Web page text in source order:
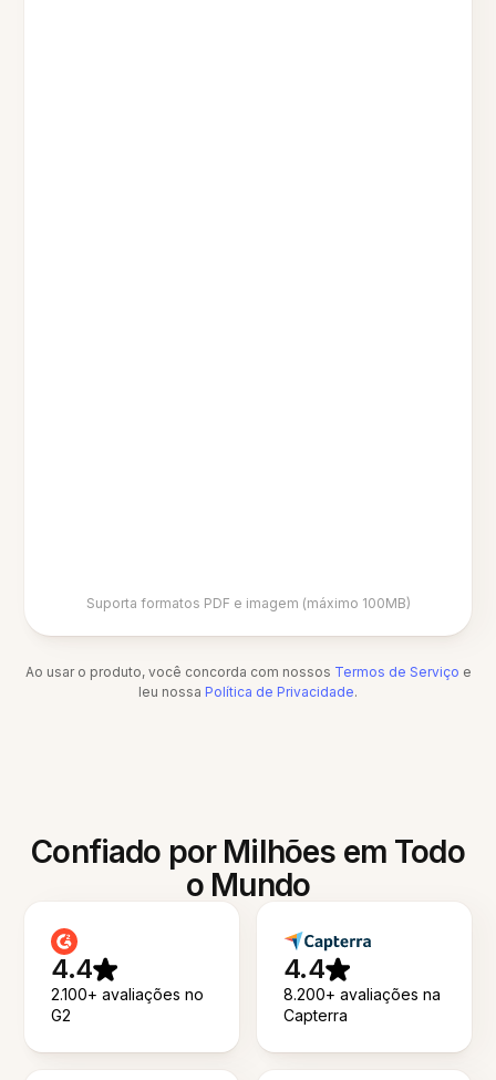
Suporta formatos PDF e imagem (máximo 100MB)
Ao usar o produto, você concorda com nossos Termos de Serviço e
leu nossa Política de Privacidade.
Confiado por Milhões em Todo
o Mundo
4.4
2.100+ avaliações no
G2
4.4
8.200+ avaliações na
Capterra